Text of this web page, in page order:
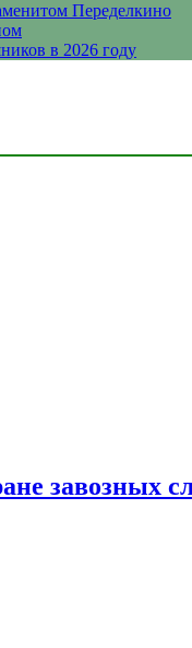
Переделкино
в 2026 году
завозных